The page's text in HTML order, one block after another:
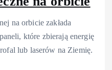
na orbicie zakłada
które zbierają energię
lub laserów na Ziemię.